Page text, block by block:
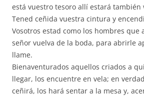
está vuestro tesoro allí estará también
Tened ceñida vuestra cintura y
Vosotros estad como los hombres que
señor vuelva de la boda, para abrirle
llame.
Bienaventurados aquellos criados a
llegar, los encuentre en vela; en
ceñirá, los hará sentar a la mesa y,